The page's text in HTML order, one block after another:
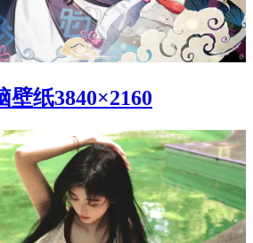
壁纸3840×2160